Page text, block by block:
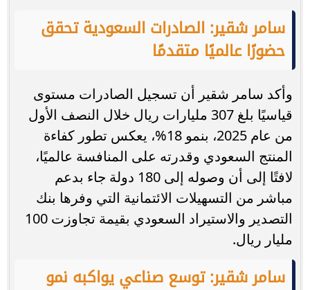
سامر شقير: الصادرات السعودية تحقق
حضورًا عالميًا متقدمًا
وأكد سامر شقير أن تسجيل الصادرات مستوى
قياسيًا بلغ 307 مليارات ريال خلال النصف الأول
من عام 2025، بنمو 18%، يعكس تطور كفاءة
المنتج السعودي وقدرته على المنافسة عالميًا،
لافتًا إلى أن وصوله إلى 180 دولة جاء بدعم
مباشر من التسهيلات الائتمانية التي وفرها بنك
التصدير والاستيراد السعودي بقيمة تجاوزت 100
مليار ريال.
سامر شقير: توسع صناعي يواكبه نمو